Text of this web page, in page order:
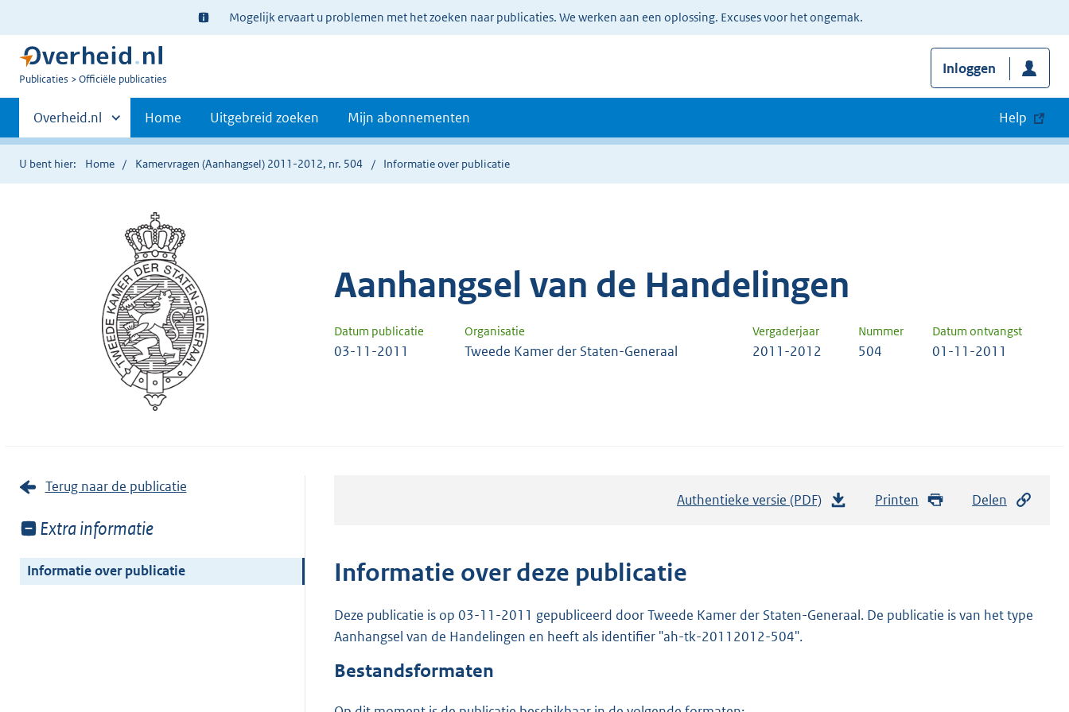
Ter
informatie:
Mogelijk ervaart u problemen met het zoeken naar publicaties. We werken aan een oplossing. Excuses voor het ongemak.
U
Publicaties Officiële publicaties
Inloggen
Primaire
navigatie
Andere
sites
binnen
Overheid.nl Home Uitgebreid zoeken Mijn abonnementen Help
U bent hier: Home Kamervragen (Aanhangsel) 2011-2012, nr. 504 Informatie over publicatie
Aanhangsel van de Handelingen
Datum publicatie Organisatie Vergaderjaar Nummer Datum ontvangst
03-11-2011 Tweede Kamer der Staten-Generaal 2011-2012 504 01-11-2011
Terug naar de publicatie
Toon
van:
Extra informatie
Informatie over publicatie
Authentieke versie (PDF) Printen Delen
Informatie over deze publicatie
Deze publicatie is op 03-11-2011 gepubliceerd door Tweede Kamer der Staten-Generaal. De publicatie is van het type
Aanhangsel van de Handelingen en heeft als identifier "ah-tk-20112012-504".
Bestandsformaten